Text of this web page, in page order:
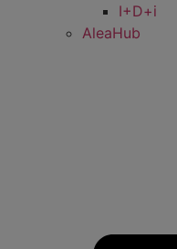
I+D+i
AleaHub